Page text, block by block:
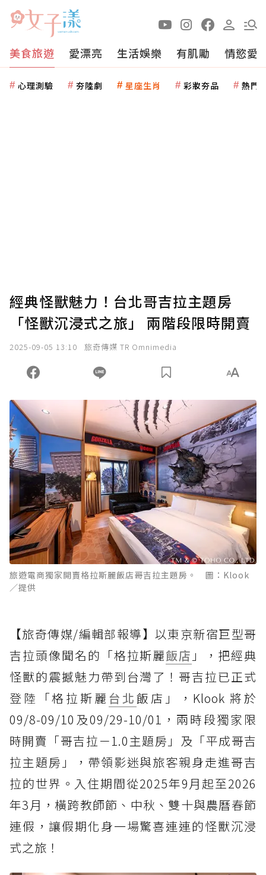
美食旅遊 愛漂亮 生活娛樂 有肌勵 情慾愛
心理測驗 夯陸劇 星座生肖 彩妝夯品 熱門
經典怪獸魅力！台北哥吉拉主題房
「怪獸沉浸式之旅」 兩階段限時開賣
2025-09-05 13:10 旅奇傳媒 TR Omnimedia
旅遊電商獨家開賣格拉斯麗飯店哥吉拉主題房。 圖：Klook
／提供
【旅奇傳媒/編輯部報導】以東京新宿巨型哥
吉拉頭像聞名的「格拉斯麗飯店 」，把經典
怪獸的震撼魅力帶到台灣了！哥吉拉已正式
登陸「格拉斯麗 台北飯店」，Klook 將於
09/8-09/10及09/29-10/01，兩時段獨家限
時開賣「哥吉拉－1.0主題房」及「平成哥吉
拉主題房」，帶領影迷與旅客親身走進哥吉
拉的世界。入住期間從2025年9月起至2026
年3月，橫跨教師節、中秋、雙十與農曆春節
連假，讓假期化身一場驚喜連連的怪獸沉浸
式之旅！